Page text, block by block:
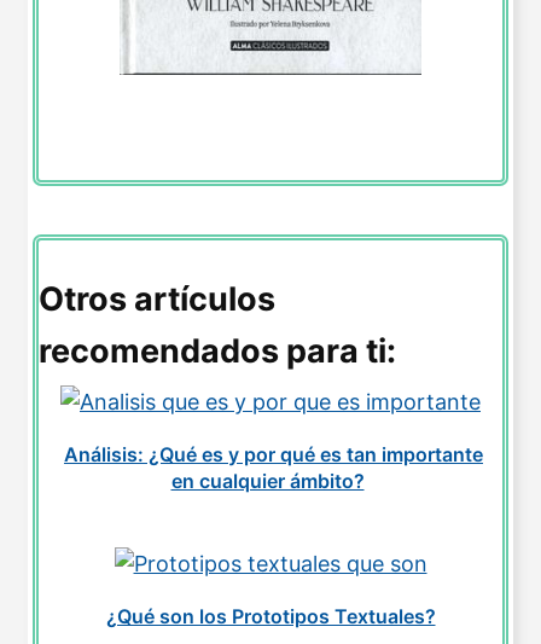
Otros artículos
recomendados para ti:
Análisis: ¿Qué es y por qué es tan importante
en cualquier ámbito?
¿Qué son los Prototipos Textuales?